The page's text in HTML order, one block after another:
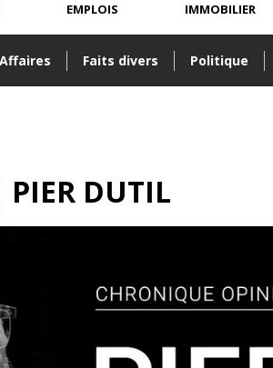
Affaires Faits divers Politique
EMPLOIS IMMOBILIER
DUTIL